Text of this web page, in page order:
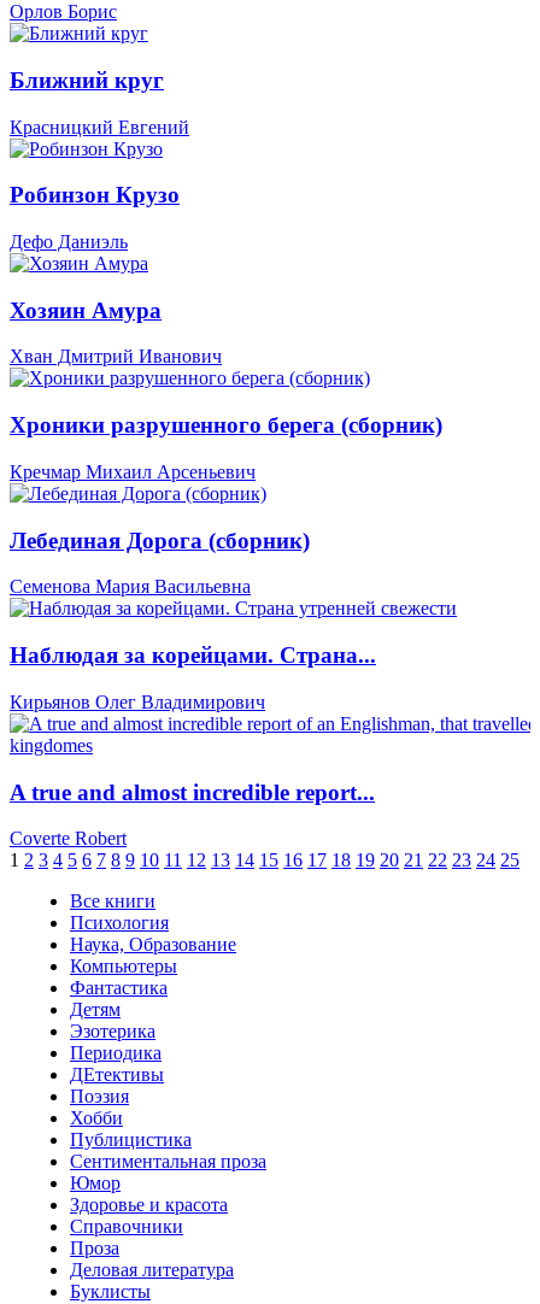
Орлов Борис
Ближний круг
Красницкий Евгений
Робинзон Крузо
Дефо Даниэль
Хозяин Амура
Хван Дмитрий Иванович
Хроники разрушенного берега (сборник)
Кречмар Михаил Арсеньевич
Лебединая Дорога (сборник)
Семенова Мария Васильевна
Наблюдая за корейцами. Страна...
Кирьянов Олег Владимирович
A true and almost incredible report...
Coverte Robert
1 2 3 4 5 6 7 8 9 10 11 12 13 14 15 16 17 18 19 20 21 22 23 24 25
Все книги
Психология
Наука, Образование
Компьютеры
Фантастика
Детям
Эзотерика
Периодика
ДЕтективы
Поэзия
Хобби
Публицистика
Сентиментальная проза
Юмор
Здоровье и красота
Справочники
Проза
Деловая литература
Буклисты